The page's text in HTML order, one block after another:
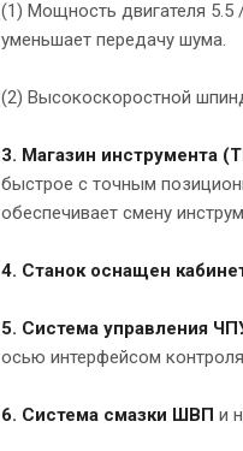
(1) Мощность двигателя 5.5
уменьшает передачу шума.
(2) Высокоскоростной
3. Магазин инструмента
быстрое с точным
обеспечивает смену
4. Станок оснащен
5. Система управления
осью интерфейсом
6. Система смазки ШВП и